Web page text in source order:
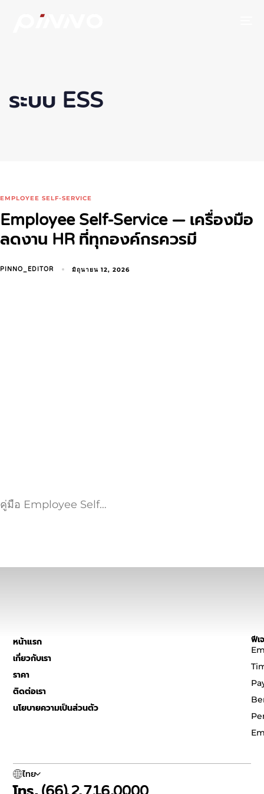
ระบบ ESS
EMPLOYEE SELF-SERVICE
Employee Self-Service — เครื่องมือ
ลดงาน HR ที่ทุกองค์กรควรมี
PINNO_EDITOR มิถุนายน 12, 2026
คู่มือ Employee Self…
หน้าแรก
เกี่ยวกับเรา
ราคา
ติดต่อเรา
นโยบายความเป็นส่วนตัว
ฟีเ
ไทย